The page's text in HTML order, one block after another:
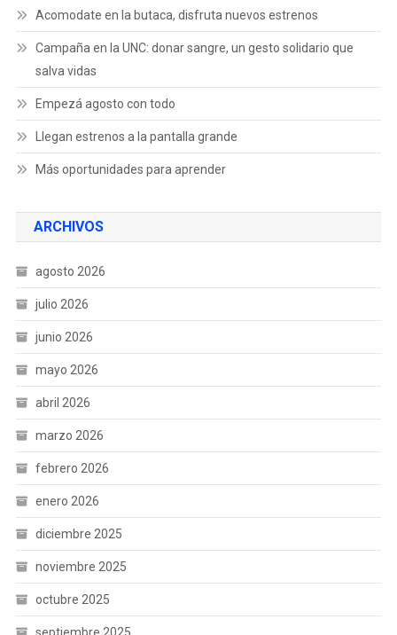
Acomodate en la butaca, disfruta nuevos estrenos
Campaña en la UNC: donar sangre, un gesto solidario que
salva vidas
Empezá agosto con todo
Llegan estrenos a la pantalla grande
Más oportunidades para aprender
ARCHIVOS
agosto 2026
julio 2026
junio 2026
mayo 2026
abril 2026
marzo 2026
febrero 2026
enero 2026
diciembre 2025
noviembre 2025
octubre 2025
septiembre 2025